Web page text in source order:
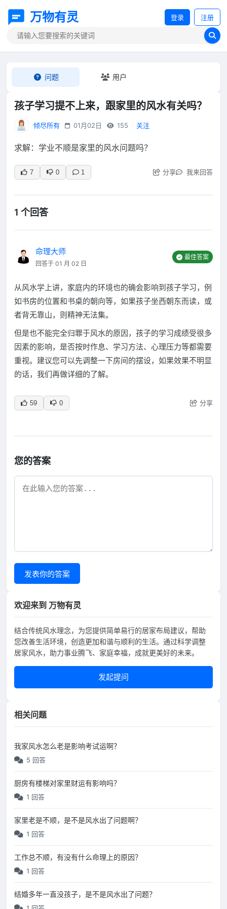
万物有灵 登录 注册
问题 用户
孩子学习提不上来，跟家里的风水有关吗？
倾尽所有 01月02日 155 关注
求解：学业不顺是家里的风水问题吗？
7 0 1 分享 我来回答
1 个回答
命理大师
回答于 01 月 02 日
最佳答案
从风水学上讲，家庭内的环境也的确会影响到孩子学习，例
如书房的位置和书桌的朝向等，如果孩子坐西朝东而读，或
者背无靠山，则精神无法集。
但是也不能完全归罪于风水的原因，孩子的学习成绩受很多
因素的影响，是否按时作息、学习方法、心理压力等都需要
重视。建议您可以先调整一下房间的摆设，如果效果不明显
的话，我们再做详细的了解。
59 0 分享
您的答案
发表你的答案
欢迎来到 万物有灵
结合传统风水理念，为您提供简单易行的居家布局建议，帮助
您改善生活环境，创造更加和谐与顺利的生活。通过科学调整
居家风水，助力事业腾飞、家庭幸福，成就更美好的未来。
发起提问
相关问题
我家风水怎么老是影响考试运啊？
5 回答
厨房有楼梯对家里财运有影响吗？
1 回答
家里老是不顺，是不是风水出了问题啊？
1 回答
工作总不顺，有没有什么命理上的原因？
1 回答
结婚多年一直没孩子，是不是风水出了问题？